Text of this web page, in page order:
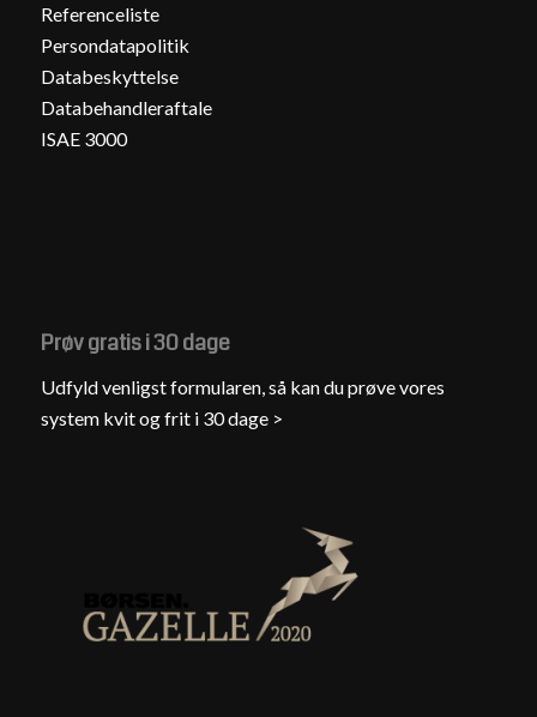
Referenceliste
Persondatapolitik
Databeskyttelse
Databehandleraftale
ISAE 3000
Prøv gratis i 30 dage
Udfyld venligst formularen, så kan du prøve vores
system kvit og frit i 30 dage >